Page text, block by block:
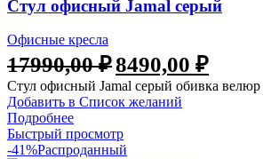
Стул офисный Jamal серый
Офисные кресла
17990,00₽ Первоначальная
цена
составляла
17990,00 ₽.
8490,00 ₽Текущая
цена:
8490,00 ₽.
Стул офисный Jamal серый обивка велюр
Добавить в Список желаний
Подробнее
Быстрый просмотр
-41%Распроданный